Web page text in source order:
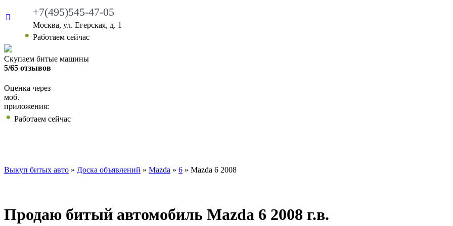
+7(495)545-47-05
Москва, ул. Егерская, д. 1
Работаем сейчас
Скупаем битые машины
5/65 отзывов
Оценка через
моб.
приложения:
Работаем сейчас
Выкуп битых авто » Доска объявлений » Mazda » 6 » Mazda 6 2008
Продаю битый автомобиль Mazda 6 2008 г.в.